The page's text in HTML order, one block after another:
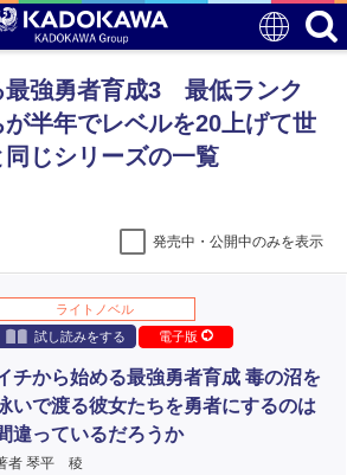
最強勇者育成3 最低ランク
半年でレベルを20上げて世
じシリーズの一覧
発売中・公開中のみを表示
ライトノベル
試し読みをする
電子版
チから始める最強勇者育成 毒の沼を
いで渡る彼女たちを勇者にするのは
違っているだろうか
者 琴平 稜